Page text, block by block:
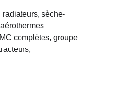
radiateurs, sèche-
complètes, groupe